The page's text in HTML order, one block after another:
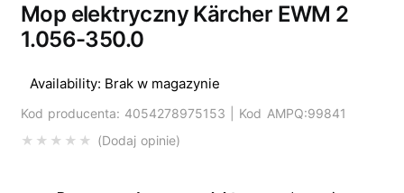
Mop elektryczny Kärcher EWM 2
1.056-350.0
Dodaj opinie
Availability: Brak w magazynie
Kod producenta: 4054278975153 | Kod AMPQ:99841